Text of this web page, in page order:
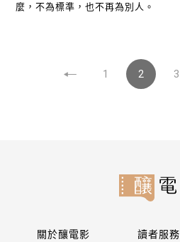
麼，不為標準，也不再為別人。
1 2 3
關於釀電影 讀者服務